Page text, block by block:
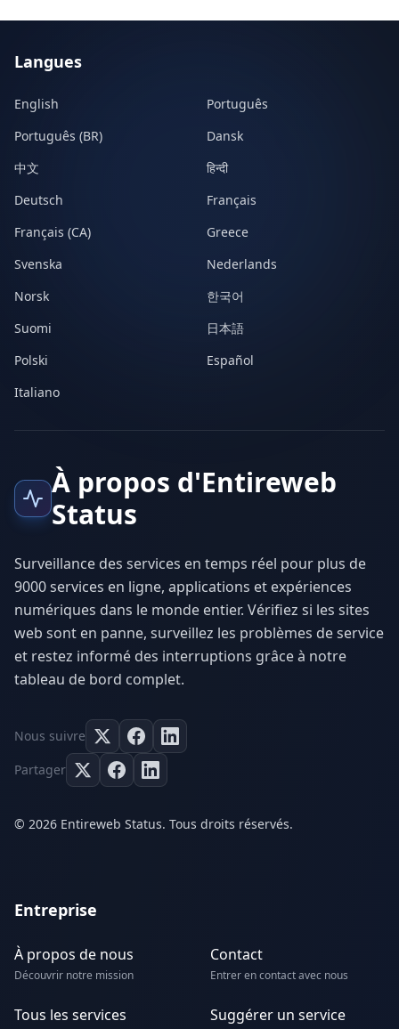
Langues
English
Português
Português (BR)
Dansk
中文
हिन्दी
Deutsch
Français
Français (CA)
Greece
Svenska
Nederlands
Norsk
한국어
Suomi
日本語
Polski
Español
Italiano
À propos d'Entireweb
Status
Surveillance des services en temps réel pour plus de
9000 services en ligne, applications et expériences
numériques dans le monde entier. Vérifiez si les sites
web sont en panne, surveillez les problèmes de service
et restez informé des interruptions grâce à notre
tableau de bord complet.
Nous suivre
Partager
© 2026 Entireweb Status. Tous droits réservés.
Entreprise
À propos de nous
Découvrir notre mission
Contact
Entrer en contact avec nous
Tous les services Suggérer un service